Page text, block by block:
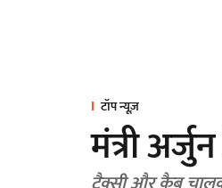
टॉप न्यूज़
मंत्री